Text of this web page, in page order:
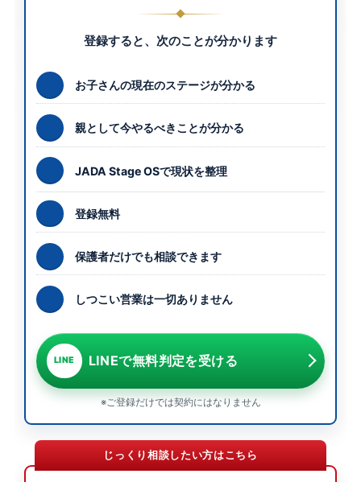
登録すると、次のことが分かります
お子さんの現在のステージが分かる
親として今やるべきことが分かる
JADA Stage OSで現状を整理
登録無料
保護者だけでも相談できます
しつこい営業は一切ありません
LINE LINEで無料判定を受ける
※ご登録だけでは契約にはなりません
じっくり相談したい方はこちら